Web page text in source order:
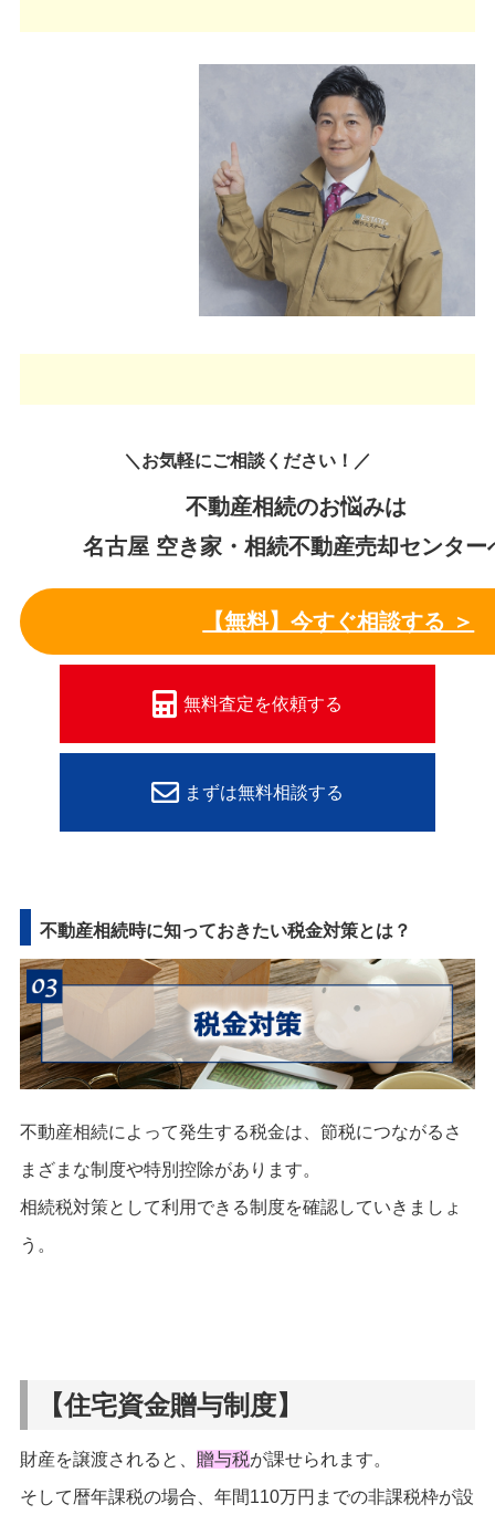
＼お気軽にご相談ください！／
不動産相続のお悩みは
名古屋 空き家・相続不動産売却センター
【無料】今すぐ相談する ＞
無料査定を依頼する
まずは無料相談する
不動産相続時に知っておきたい税金対策とは？
不動産相続によって発生する税金は、節税につながるさ
まざまな制度や特別控除があります。
相続税対策として利用できる制度を確認していきましょ
う。
【住宅資金贈与制度】
財産を譲渡されると、 贈与税が課せられます。
そして暦年課税の場合、年間110万円までの非課税枠が設